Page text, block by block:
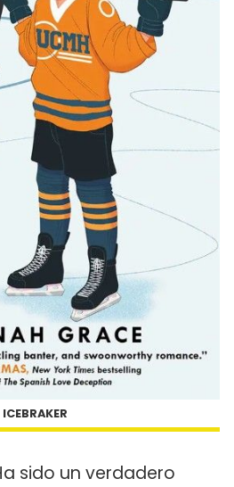
ICEBRAKER
sido un verdadero